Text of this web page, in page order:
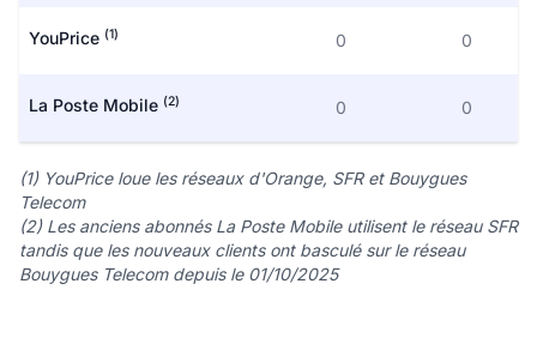
YouPrice (1) 0 0
La Poste Mobile (2) 0 0
(1) YouPrice loue les réseaux d'Orange, SFR et Bouygues
Telecom
(2) Les anciens abonnés La Poste Mobile utilisent le réseau SFR
tandis que les nouveaux clients ont basculé sur le réseau
Bouygues Telecom depuis le 01/10/2025